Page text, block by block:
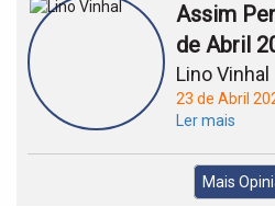
Assim
de Abril
Lino Vinhal
23 de Abril
Ler mais
Mais